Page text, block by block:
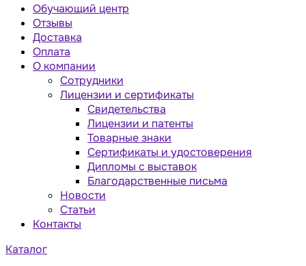
Обучающий центр
Отзывы
Доставка
Оплата
О компании
Сотрудники
Лицензии и сертификаты
Свидетельства
Лицензии и патенты
Товарные знаки
Сертификаты и удостоверения
Дипломы с выставок
Благодарственные письма
Новости
Статьи
Контакты
Каталог